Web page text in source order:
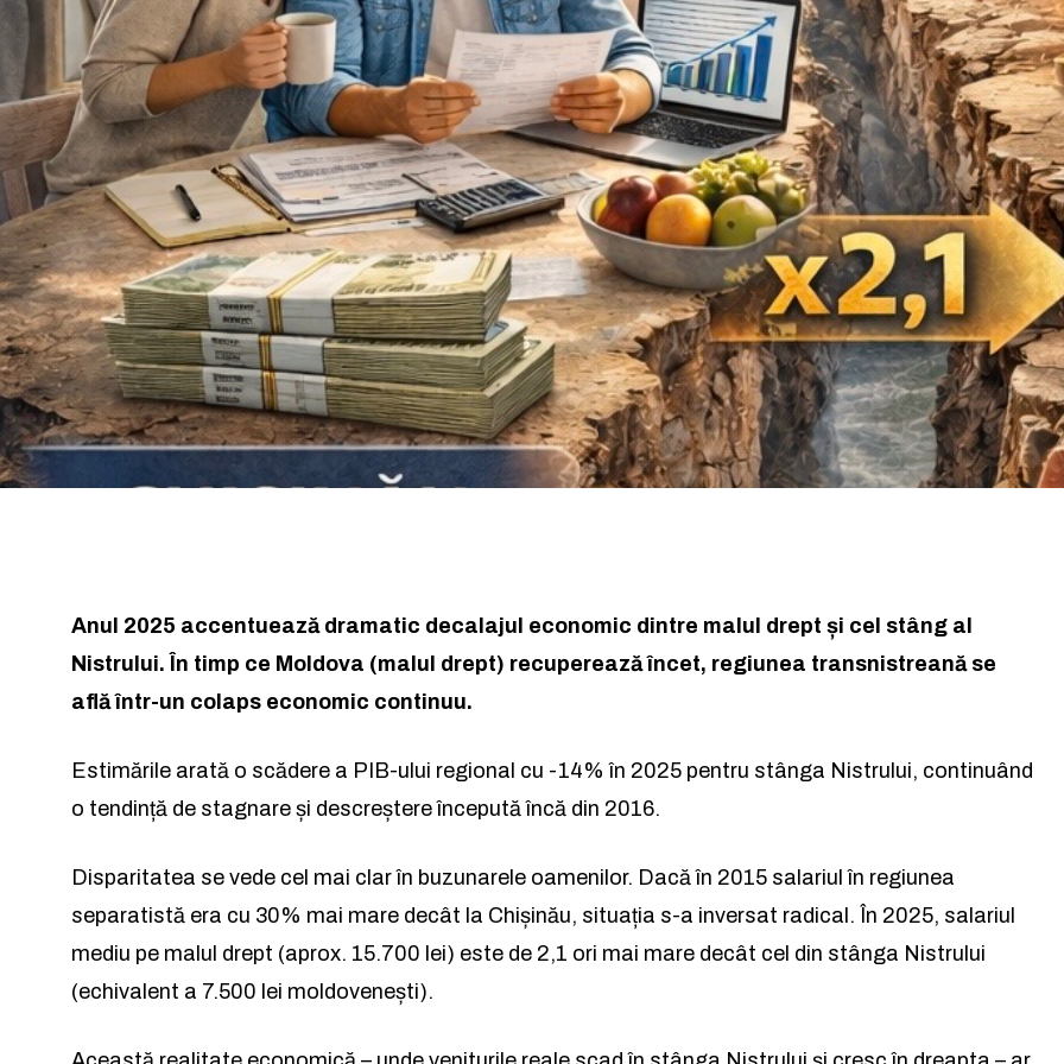
Rămâi conectat la lumea afacerilor și a
Rămâi conectat la lumea afacerilor și a
Rămâi conectat la lumea
Anul 2025 accentuează dramatic decalajul economic dintre malul drept și cel stâng al
Nistrului. În timp ce Moldova (malul drept) recuperează încet, regiunea transnistreană se
află într-un colaps economic continuu.
Estimările arată o scădere a PIB-ului regional cu -14% în 2025 pentru stânga Nistrului, continuând
o tendință de stagnare și descreștere începută încă din 2016.
Disparitatea se vede cel mai clar în buzunarele oamenilor. Dacă în 2015 salariul în regiunea
separatistă era cu 30% mai mare decât la Chișinău, situația s-a inversat radical. În 2025, salariul
mediu pe malul drept (aprox. 15.700 lei) este de 2,1 ori mai mare decât cel din stânga Nistrului
(echivalent a 7.500 lei moldovenești).